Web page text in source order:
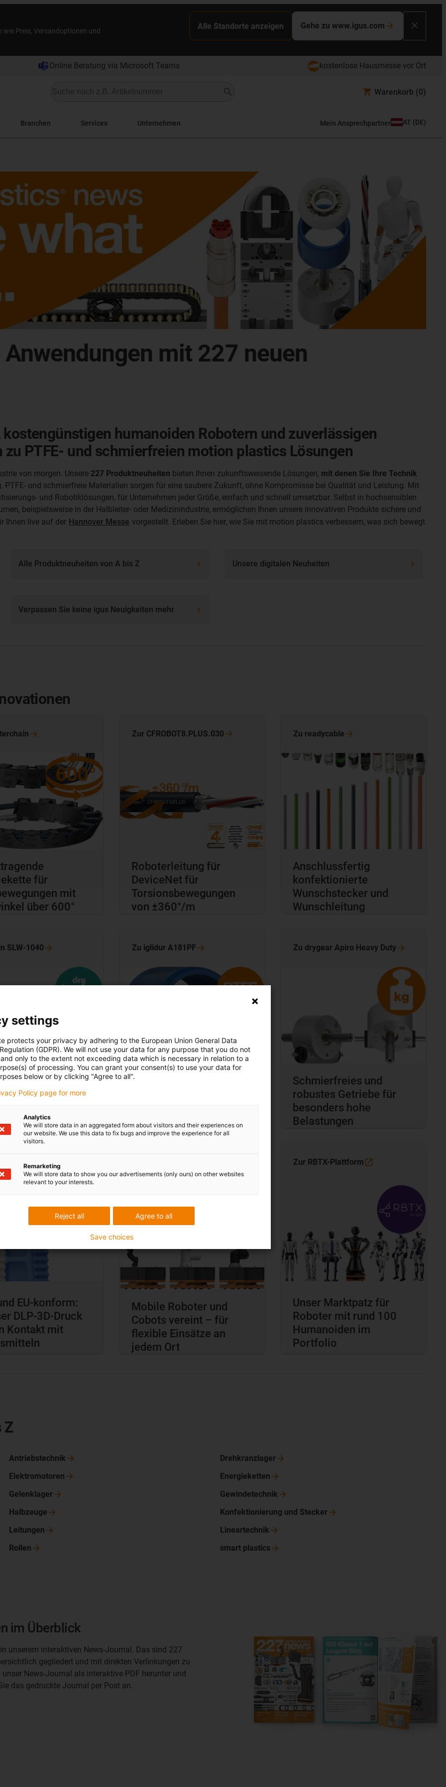
Preis, Versandoptionen und
Alle Standorte anzeigen Gehe zu www.igus.com
Online Beratung via Microsoft Teams kostenlose Hausmesse vor Ort
Warenkorb (0)
Branchen Services Unternehmen Mein Ansprechpartner AT (DE)
mit 227 neuen
humanoiden Robotern und zuverlässigen
PTFE- und schmierfreien motion plastics Lösungen
von morgen. Unsere 227 Produktneuheiten bieten Ihnen zukunftsweisende Lösungen, mit denen Sie Ihre Technik
. PTFE- und schmierfreie Materialien sorgen für eine saubere Zukunft, ohne Kompromisse bei Qualität und Leistung. Mit
und Robotiklösungen, für Unternehmen jeder Größe, einfach und schnell umsetzbar. Selbst in hochsensiblen
beispielsweise in der Halbleiter- oder Medizinindustrie, ermöglichen Ihnen unsere innovativen Produkte sichere und
Ihnen live auf der Hannover Messe vorgestellt. Erleben Sie hier, wie Sie mit motion plastics verbessern, was sich bewegt
Alle Produktneuheiten von A bis Z Unsere digitalen Neuheiten
Verpassen Sie keine igus Neuigkeiten mehr
für
mit
über 600°
Roboterleitung für
DeviceNet für
Torsionsbewegungen
von ±360°/m
Zur CFROBOT8.PLUS.030
Anschlussfertig
konfektionierte
Wunschstecker und
Wunschleitung
Zu readycable
partikelarme
4
SLW-1040
PTFE-frei: Universelle
Lebensmitteln
Zu iglidur A181PF
Schmierfreies und
robustes Getriebe für
besonders hohe
Belastungen
Zu drygear Apiro Heavy Duty
EU-konform:
DLP-3D-Druck
Kontakt mit
iglidur i6000
Mobile Roboter und
Cobots vereint – für
flexible Einsätze an
jedem Ort
Cobot
Unser Marktpatz für
Roboter mit rund 100
Humanoiden im
Portfolio
Zur RBTX-Plattform
Z
Antriebstechnik
Drehkranzlager
Elektromotoren
Energieketten
Gelenklager
Gewindetechnik
Halbzeuge Konfektionierung und Stecker
Leitungen
Lineartechnik
Rollen smart plastics
im Überblick
unserem interaktiven News-Journal. Das sind 227
gegliedert und mit direkten Verlinkungen zu
News-Journal als interaktive PDF herunter und
das gedruckte Journal per Post an.
settings
protects your privacy by adhering to the European Union General Data
(GDPR). We will not use your data for any purpose that you do not
only to the extent not exceeding data which is necessary in relation to a
of processing. You can grant your consent(s) to use your data for
below or by clicking "Agree to all".
Policy page for more
Analytics
We will store data in an aggregated form about visitors and their experiences on
our website. We use this data to fix bugs and improve the experience for all
visitors.
Remarketing
We will store data to show you our advertisements (only ours) on other websites
relevant to your interests.
Agree to all
Reject all
Save choices